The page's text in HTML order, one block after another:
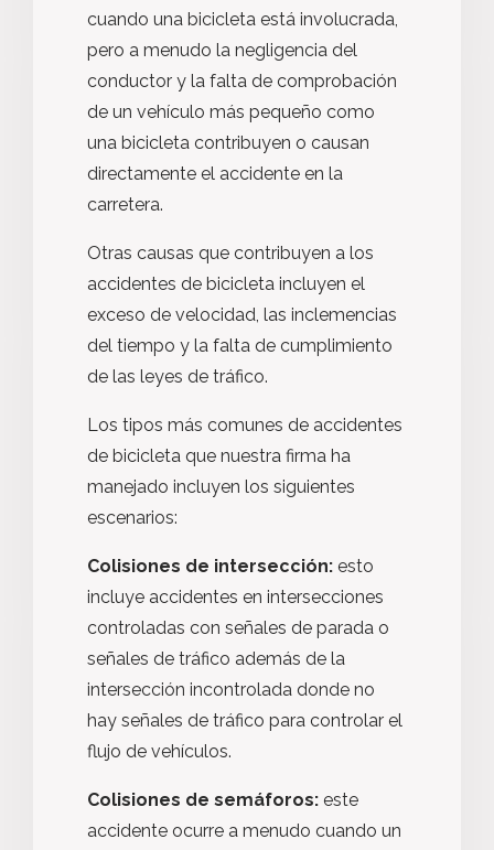
cuando una bicicleta está involucrada,
pero a menudo la negligencia del
conductor y la falta de comprobación
de un vehículo más pequeño como
una bicicleta contribuyen o causan
directamente el accidente en la
carretera.
Otras causas que contribuyen a los
accidentes de bicicleta incluyen el
exceso de velocidad, las inclemencias
del tiempo y la falta de cumplimiento
de las leyes de tráfico.
Los tipos más comunes de accidentes
de bicicleta que nuestra firma ha
manejado incluyen los siguientes
escenarios:
Colisiones de intersección: esto
incluye accidentes en intersecciones
controladas con señales de parada o
señales de tráfico además de la
intersección incontrolada donde no
hay señales de tráfico para controlar el
flujo de vehículos.
Colisiones de semáforos: este
accidente ocurre a menudo cuando un